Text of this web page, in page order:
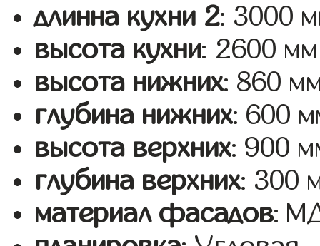
длинна кухни 2: 3000
высота кухни: 2600 мм
высота нижних: 860
глубина нижних: 600
высота верхних: 900
глубина верхних: 300
материал фасадов: